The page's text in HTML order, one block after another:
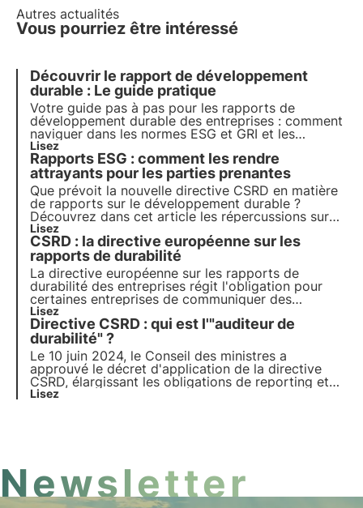
Autres actualités
Vous pourriez être intéressé
Découvrir le rapport de développement
durable : Le guide pratique
Votre guide pas à pas pour les rapports de
développement durable des entreprises : comment
naviguer dans les normes ESG et GRI et les
stratégies réussies pour un avenir plus vert et plus
responsable. Choisissez 3Bee pour votre rapport
de développement durable
Lisez
Rapports ESG : comment les rendre
attrayants pour les parties prenantes
Que prévoit la nouvelle directive CSRD en matière
de rapports sur le développement durable ?
Découvrez dans cet article les répercussions sur
les obligations des entreprises. Apprenez-en plus
avec les pilules de l'Oasis, l'académie numérique
de 3Bee pour les professionnels de la durabilité.
Lisez
CSRD : la directive européenne sur les
rapports de durabilité
La directive européenne sur les rapports de
durabilité des entreprises régit l'obligation pour
certaines entreprises de communiquer des
informations non financières par le biais de la
préparation d'un rapport de durabilité. Nous
examinons de plus près les objectifs de la directive
et la manière dont les entreprises doivent les
atteindre.
Lisez
Directive CSRD : qui est l'"auditeur de
durabilité" ?
Le 10 juin 2024, le Conseil des ministres a
approuvé le décret d'application de la directive
CSRD, élargissant les obligations de reporting et
introduisant l'"auditeur de développement durable"
Lisez
Newsletter